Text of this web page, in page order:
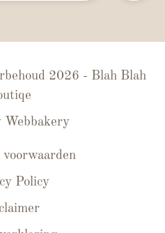
2026 - Blah Blah
Webbakery
Policy